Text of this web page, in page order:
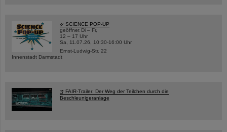
SCIENCE POP-UP
geöffnet Di – Fr,
12 – 17 Uhr
Sa, 11.07.26, 10:30-16:00 Uhr
Ernst-Ludwig-Str. 22
Innenstadt Darmstadt
FAIR-Trailer: Der Weg der Teilchen durch die
Beschleunigeranlage